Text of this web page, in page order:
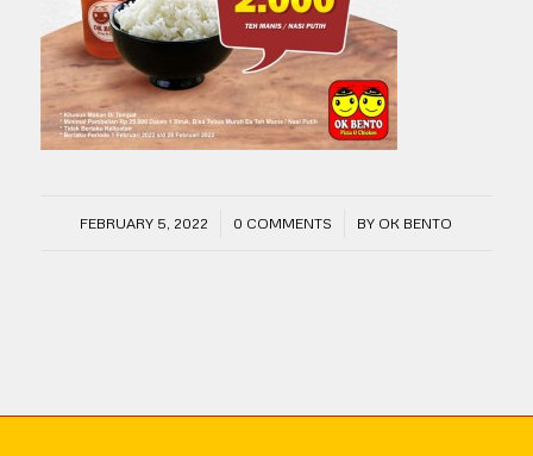
FEBRUARY 5, 2022
/ 0 COMMENTS
/ BY OK BENTO